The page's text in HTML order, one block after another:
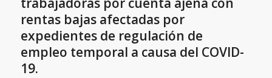
rentas bajas afectadas por
expedientes de regulación de
empleo temporal a causa del COVID-
19.